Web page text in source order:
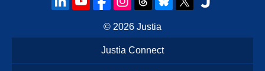
© 2026 Justia
Justia Connect